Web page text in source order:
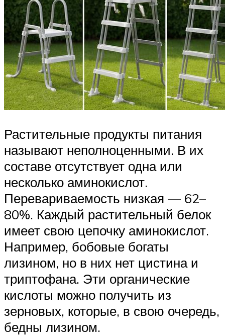
Растительные продукты питания
называют неполноценными. В их
составе отсутствует одна или
несколько аминокислот.
Перевариваемость низкая — 62–
80%. Каждый растительный белок
имеет свою цепочку аминокислот.
Например, бобовые богаты
лизином, но в них нет цистина и
триптофана. Эти органические
кислоты можно получить из
зерновых, которые, в свою очередь,
бедны лизином.